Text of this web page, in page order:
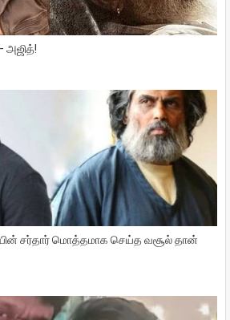
அஜித்!
சர்தார் மொத்தமாக செய்த வசூல் தான்